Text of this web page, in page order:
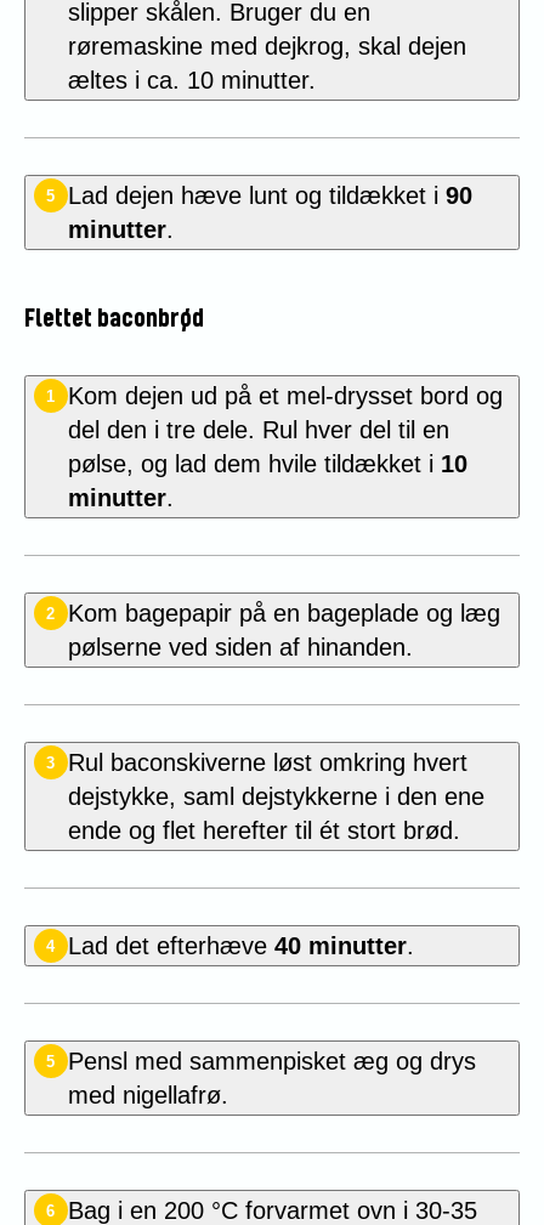
slipper skålen. Bruger du en
røremaskine med dejkrog, skal dejen
æltes i ca. 10 minutter.
5 Lad dejen hæve lunt og tildækket i 90
minutter.
Flettet baconbrød
1
Kom dejen ud på et mel-drysset bord og
del den i tre dele. Rul hver del til en
pølse, og lad dem hvile tildækket i 10
minutter.
2
Kom bagepapir på en bageplade og læg
pølserne ved siden af hinanden.
3 Rul
baconskiverne løst omkring hvert
dejstykke, saml dejstykkerne i den ene
ende og flet herefter til ét stort brød.
4 Lad det efterhæve 40 minutter.
5
Pensl med sammenpisket æg og drys
med nigellafrø.
6 Bag i en 200 °C forvarmet ovn i 30-35